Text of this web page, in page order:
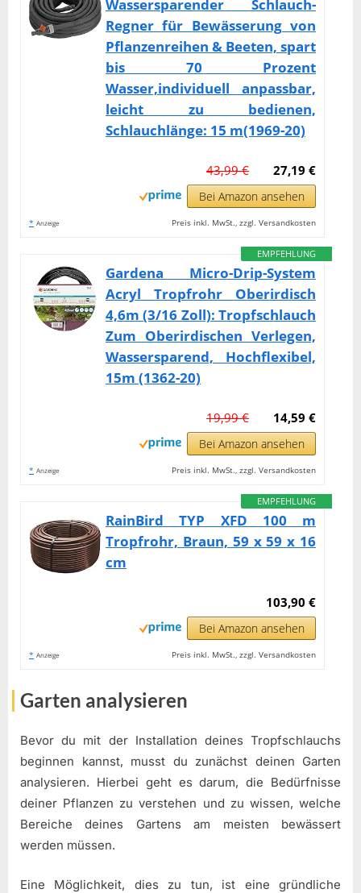
Wassersparender Schlauch-
Regner für Bewässerung von
Pflanzenreihen & Beeten, spart
bis 70 Prozent
Wasser,individuell anpassbar,
leicht zu bedienen,
Schlauchlänge: 15 m(1969-20)
27,19 €
43,99 €
Bei Amazon ansehen
* Anzeige Preis inkl. MwSt., zzgl. Versandkosten
EMPFEHLUNG
Gardena Micro-Drip-System
Acryl Tropfrohr Oberirdisch
4,6m (3/16 Zoll): Tropfschlauch
Zum Oberirdischen Verlegen,
Wassersparend, Hochflexibel,
15m (1362-20)
14,59 €
19,99 €
Bei Amazon ansehen
* Anzeige Preis inkl. MwSt., zzgl. Versandkosten
EMPFEHLUNG
RainBird TYP XFD 100 m
Tropfrohr, Braun, 59 x 59 x 16
cm
103,90 €
Bei Amazon ansehen
* Anzeige Preis inkl. MwSt., zzgl. Versandkosten
Garten analysieren
Bevor du mit der Installation deines Tropfschlauchs
beginnen kannst, musst du zunächst deinen Garten
analysieren. Hierbei geht es darum, die Bedürfnisse
deiner Pflanzen zu verstehen und zu wissen, welche
Bereiche deines Gartens am meisten bewässert
werden müssen.
Eine Möglichkeit, dies zu tun, ist eine gründliche